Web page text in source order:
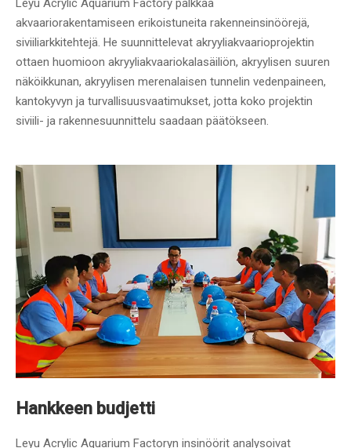
Leyu Acrylic Aquarium Factory palkkaa
akvaariorakentamiseen erikoistuneita rakenneinsinöörejä,
siviiliarkkitehtejä. He suunnittelevat akryyliakvaarioprojektin
ottaen huomioon akryyliakvaariokalasäiliön, akryylisen suuren
näköikkunan, akryylisen merenalaisen tunnelin vedenpaineen,
kantokyvyn ja turvallisuusvaatimukset, jotta koko projektin
siviili- ja rakennesuunnittelu saadaan päätökseen.
Hankkeen budjetti
Leyu Acrylic Aquarium Factoryn insinöörit analysoivat